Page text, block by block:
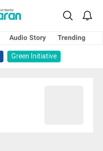
Audio Story
Trending
Green Initiative